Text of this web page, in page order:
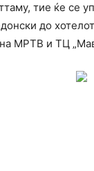
тие ќе се
до
МРТВ и ТЦ